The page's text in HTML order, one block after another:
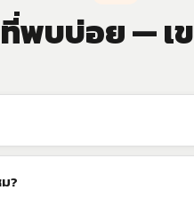
พบบ่อย — เ
?